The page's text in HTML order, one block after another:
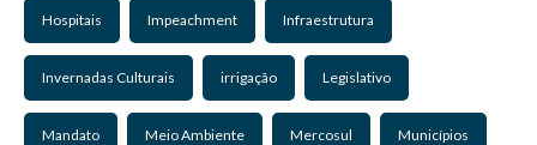
Hospitais Impeachment Infraestrutura
Invernadas Culturais irrigação Legislativo
Mandato Meio Ambiente Mercosul Municípios